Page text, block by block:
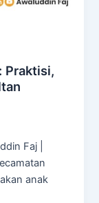
Praktisi,
Faj |
anak